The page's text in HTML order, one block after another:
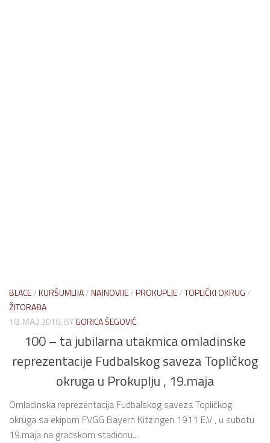
BLACE/KURŠUMLIJA/NAJNOVIJE/PROKUPLJE/TOPLIČKI OKRUG/
ŽITORAĐA
18. МАЈ 2018. BYGORICA ŠEGOVIĆ
100 – ta jubilarna utakmica omladinske
reprezentacije Fudbalskog saveza Topličkog
okruga u Prokuplju , 19.maja
Omladinska reprezentacija Fudbalskog saveza Topličkog
okruga sa ekipom FVGG Bayern Kitzingen 1911 E.V , u subotu
19.maja na gradskom stadionu...